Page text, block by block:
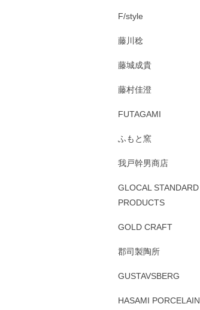
F/style
藤川稔
藤城成貴
藤村佳澄
FUTAGAMI
ふもと窯
我戸幹男商店
GLOCAL STANDARD
PRODUCTS
GOLD CRAFT
郡司製陶所
GUSTAVSBERG
HASAMI PORCELAIN